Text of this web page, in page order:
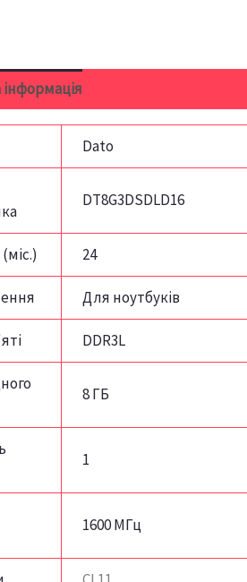
Dato
DT8G3DSDLD16
24
Для ноутбуків
DDR3L
8 ГБ
1
1600 МГц